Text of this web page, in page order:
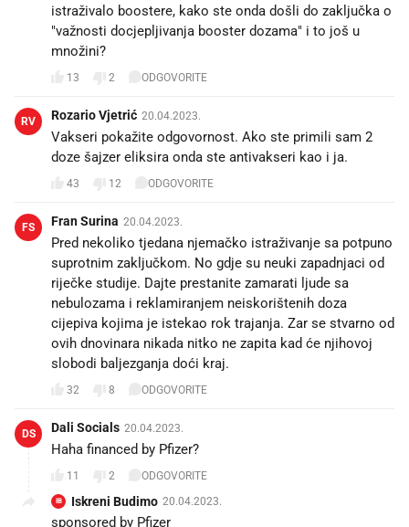
istraživalo boostere, kako ste onda došli do zaključka o
"važnosti docjepljivanja booster dozama" i to još u
množini?
13 2 ODGOVORITE
RV Rozario Vjetrić 20.04.2023.
Vakseri pokažite odgovornost. Ako ste primili sam 2
doze šajzer eliksira onda ste antivakseri kao i ja.
43 12 ODGOVORITE
FS Fran Surina 20.04.2023.
Pred nekoliko tjedana njemačko istraživanje sa potpuno
suprotnim zaključkom. No gdje su neuki zapadnjaci od
riječke studije. Dajte prestanite zamarati ljude sa
nebulozama i reklamiranjem neiskorištenih doza
cijepiva kojima je istekao rok trajanja. Zar se stvarno od
ovih dnovinara nikada nitko ne zapita kad će njihovoj
slobodi baljezganja doći kraj.
32 8 ODGOVORITE
DS Dali Socials 20.04.2023.
Haha financed by Pfizer? 😄
11 2 ODGOVORITE
IB Iskreni Budimo 20.04.2023.
sponsored by Pfizer